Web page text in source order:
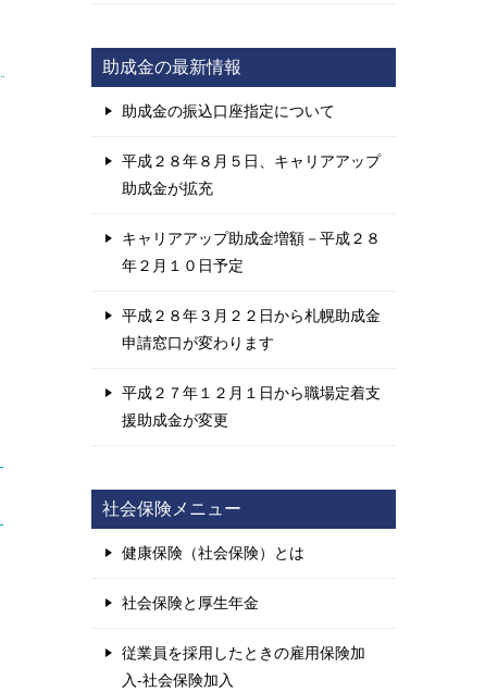
助成金の最新情報
助成金の振込口座指定について
平成２８年８月５日、キャリアアップ
助成金が拡充
キャリアアップ助成金増額－平成２８
年２月１０日予定
平成２８年３月２２日から札幌助成金
申請窓口が変わります
平成２７年１２月１日から職場定着支
援助成金が変更
社会保険メニュー
健康保険（社会保険）とは
社会保険と厚生年金
従業員を採用したときの雇用保険加
入-社会保険加入